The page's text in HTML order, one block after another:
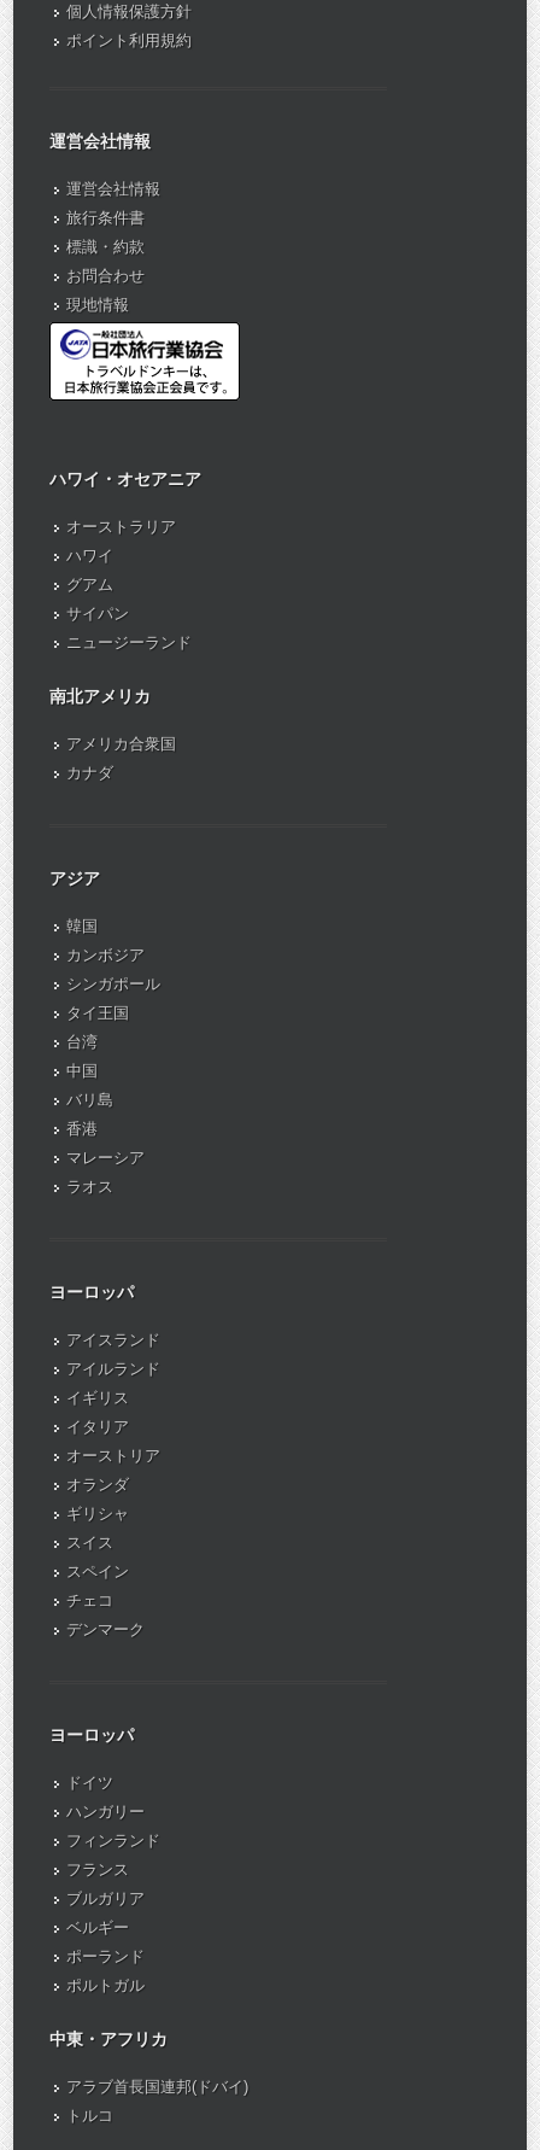
個人情報保護方針
ポイント利用規約
運営会社情報
運営会社情報
旅行条件書
標識・約款
お問合わせ
現地情報
ハワイ・オセアニア
オーストラリア
ハワイ
グアム
サイパン
ニュージーランド
南北アメリカ
アメリカ合衆国
カナダ
アジア
韓国
カンボジア
シンガポール
タイ王国
台湾
中国
バリ島
香港
マレーシア
ラオス
ヨーロッパ
アイスランド
アイルランド
イギリス
イタリア
オーストリア
オランダ
ギリシャ
スイス
スペイン
チェコ
デンマーク
ヨーロッパ
ドイツ
ハンガリー
フィンランド
フランス
ブルガリア
ベルギー
ポーランド
ポルトガル
中東・アフリカ
アラブ首長国連邦(ドバイ)
トルコ